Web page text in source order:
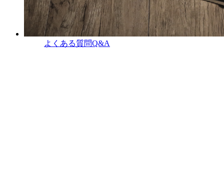
よくある質問Q&A